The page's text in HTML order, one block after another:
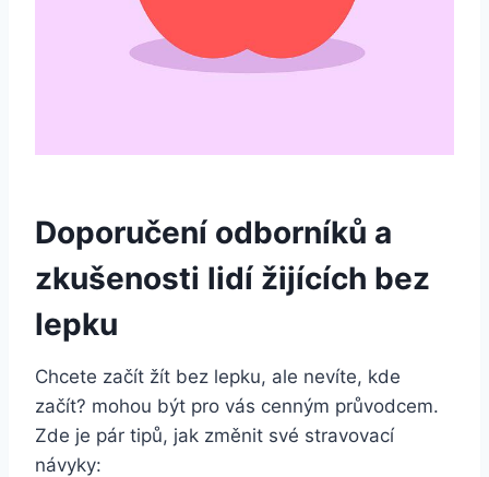
Doporučení odborníků a
zkušenosti lidí žijících bez
lepku
Chcete začít žít bez lepku, ale nevíte, kde
začít? mohou být pro vás cenným průvodcem.
Zde je pár tipů, jak změnit své stravovací
návyky: